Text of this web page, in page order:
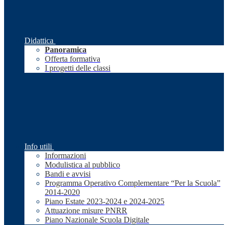
Didattica
Panoramica
Offerta formativa
I progetti delle classi
Info utili
Informazioni
Modulistica al pubblico
Bandi e avvisi
Programma Operativo Complementare “Per la Scuola”
2014-2020
Piano Estate 2023-2024 e 2024-2025
Attuazione misure PNRR
Piano Nazionale Scuola Digitale